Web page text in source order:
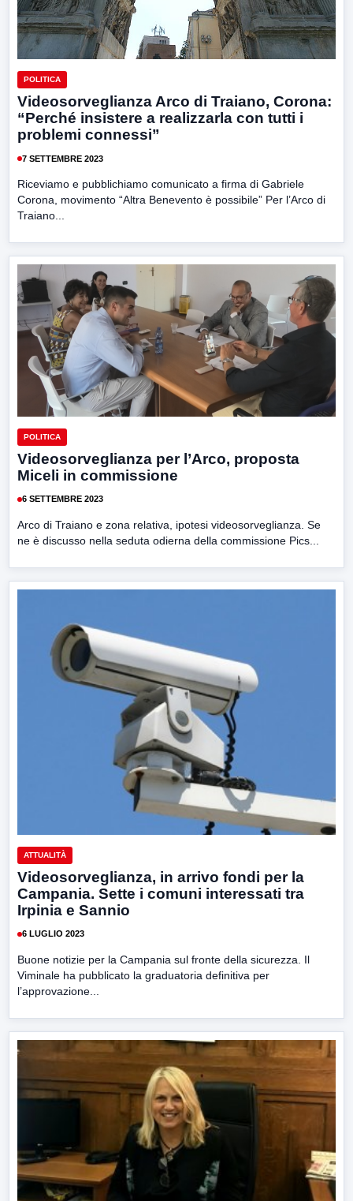
POLITICA
Videosorveglianza Arco di Traiano, Corona:
“Perché insistere a realizzarla con tutti i
problemi connessi”
7 SETTEMBRE 2023
Riceviamo e pubblichiamo comunicato a firma di Gabriele
Corona, movimento “Altra Benevento è possibile” Per l’Arco di
Traiano...
POLITICA
Videosorveglianza per l’Arco, proposta
Miceli in commissione
6 SETTEMBRE 2023
Arco di Traiano e zona relativa, ipotesi videosorveglianza. Se
ne è discusso nella seduta odierna della commissione Pics...
ATTUALITÀ
Videosorveglianza, in arrivo fondi per la
Campania. Sette i comuni interessati tra
Irpinia e Sannio
6 LUGLIO 2023
Buone notizie per la Campania sul fronte della sicurezza. Il
Viminale ha pubblicato la graduatoria definitiva per
l’approvazione...